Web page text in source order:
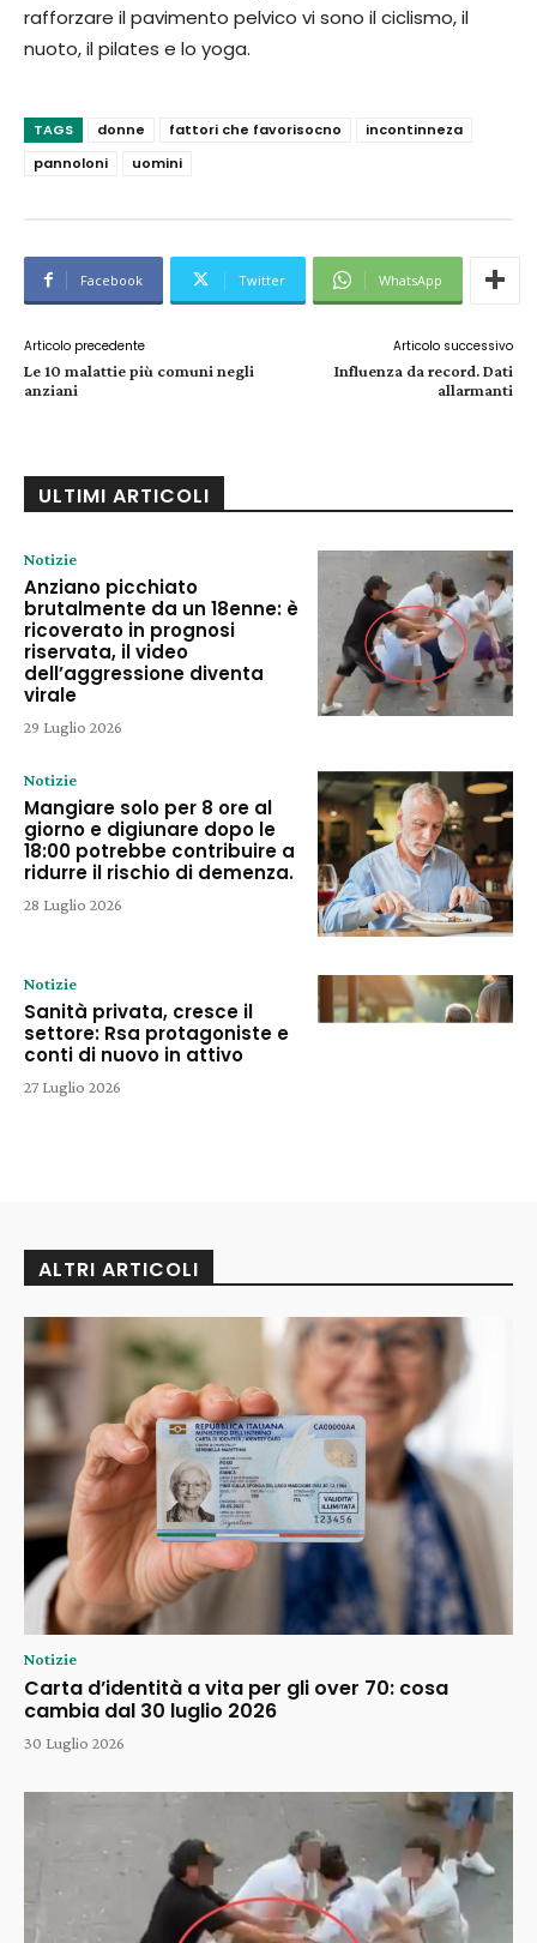
rafforzare il pavimento pelvico vi sono il ciclismo, il
nuoto, il pilates e lo yoga.
TAGS donne fattori che favorisocno
incontinneza
pannoloni
uomini
Facebook Twitter WhatsApp
Articolo precedente
Le 10 malattie più comuni negli
anziani
Articolo successivo
Influenza da record. Dati
allarmanti
ULTIMI ARTICOLI
Notizie
Anziano picchiato
brutalmente da un 18enne: è
ricoverato in prognosi
riservata, il video
dell’aggressione diventa
virale
29 Luglio 2026
Notizie
Mangiare solo per 8 ore al
giorno e digiunare dopo le
18:00 potrebbe contribuire a
ridurre il rischio di demenza.
28 Luglio 2026
Notizie
Sanità privata, cresce il
settore: Rsa protagoniste e
conti di nuovo in attivo
27 Luglio 2026
ALTRI ARTICOLI
Notizie
Carta d’identità a vita per gli over 70: cosa
cambia dal 30 luglio 2026
30 Luglio 2026